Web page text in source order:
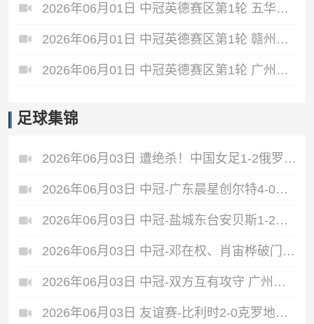
2026年06月01日 中冠英德赛区第1轮 五华华京 VS 广州联增城澳体 全场录像
2026年06月01日 中冠英德赛区第1轮 赣州红星 VS 盐城东台安贝斯 全场录像
2026年06月01日 中冠英德赛区第1轮 广州黄埔志诚 VS 广东晨星创尔特 全场录像
足球集锦
2026年06月03日 遭绝杀！中国女足1-2俄罗斯女足 王霜世界波难救主对手86分钟破门
2026年06月03日 中冠-广东晨星创尔特4-0赣州红星 罗凯梅开二度
2026年06月03日 中冠-盐城东台安贝斯1-2广州黄埔志诚 李启涛梅开二度
2026年06月03日 中冠-邓在权、肖宙桦破门 中国澳门U23 1-2 五华华京
2026年06月03日 中冠-双方互有攻守 广州联增城澳体0-0泰州早茶黑马
2026年06月03日 友谊赛-比利时2-0克罗地亚 蒂莱曼斯推射破门卢卡库单刀建功